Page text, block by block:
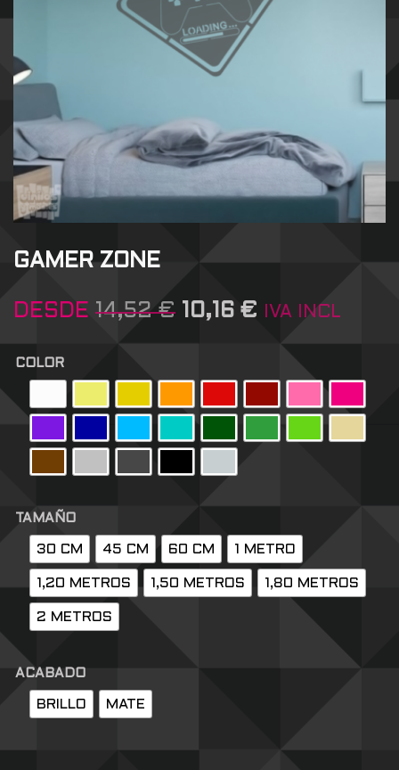
GAMER ZONE
DESDE 14,52€ 10,16 € IVA INCL
COLOR
TAMAÑO
30 CM 45 CM 60 CM 1 METRO
1,20 METROS 1,50 METROS 1,80 METROS
2 METROS
ACABADO
BRILLO MATE